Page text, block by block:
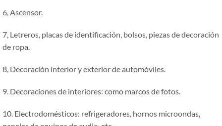
6, Ascensor.
7, Letreros, placas de identificación, bolsos, piezas de decoración
de ropa.
8, Decoración interior y exterior de automóviles.
9. Decoraciones de interiores: como marcos de fotos.
10. Electrodomésticos: refrigeradores, hornos microondas,